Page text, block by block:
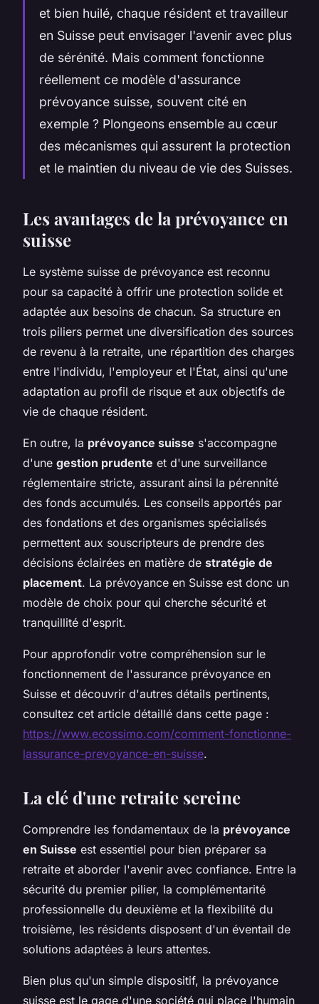
et bien huilé, chaque résident et travailleur
en Suisse peut envisager l'avenir avec plus
de sérénité. Mais comment fonctionne
réellement ce modèle d'assurance
prévoyance suisse, souvent cité en
exemple ? Plongeons ensemble au cœur
des mécanismes qui assurent la protection
et le maintien du niveau de vie des Suisses.
Les avantages de la prévoyance en
suisse
Le système suisse de prévoyance est reconnu
pour sa capacité à offrir une protection solide et
adaptée aux besoins de chacun. Sa structure en
trois piliers permet une diversification des sources
de revenu à la retraite, une répartition des charges
entre l'individu, l'employeur et l'État, ainsi qu'une
adaptation au profil de risque et aux objectifs de
vie de chaque résident.
En outre, la prévoyance suisse s'accompagne
d'une gestion prudente et d'une surveillance
réglementaire stricte, assurant ainsi la pérennité
des fonds accumulés. Les conseils apportés par
des fondations et des organismes spécialisés
permettent aux souscripteurs de prendre des
décisions éclairées en matière de stratégie de
placement. La prévoyance en Suisse est donc un
modèle de choix pour qui cherche sécurité et
tranquillité d'esprit.
Pour approfondir votre compréhension sur le
fonctionnement de l'assurance prévoyance en
Suisse et découvrir d'autres détails pertinents,
consultez cet article détaillé dans cette page :
https://www.ecossimo.com/comment-fonctionne-
lassurance-prevoyance-en-suisse.
La clé d'une retraite sereine
Comprendre les fondamentaux de la prévoyance
en Suisse est essentiel pour bien préparer sa
retraite et aborder l'avenir avec confiance. Entre la
sécurité du premier pilier, la complémentarité
professionnelle du deuxième et la flexibilité du
troisième, les résidents disposent d'un éventail de
solutions adaptées à leurs attentes.
Bien plus qu'un simple dispositif, la prévoyance
suisse est le gage d'une société qui place l'humain